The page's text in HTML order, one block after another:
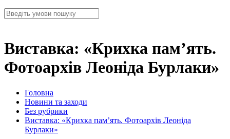
Виставка: «Крихка пам’ять.
Фотоархів Леоніда Бурлаки»
Головна
Новини та заходи
Без рубрики
Виставка: «Крихка пам’ять. Фотоархів Леоніда
Бурлаки»